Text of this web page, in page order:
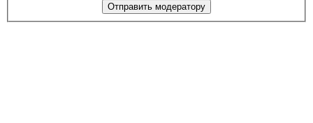
Отправить модератору